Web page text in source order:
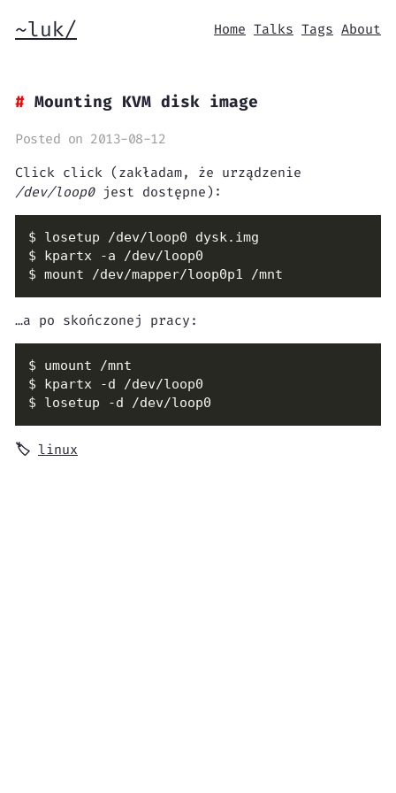
~luk/ Home Talks Tags About
Mounting KVM disk image
Posted on 2013-08-12
Click click (zakładam, że urządzenie
/dev/loop0jest dostępne):
$ mount /dev/mapper/loop0p1 /mnt
…a po skończonej pracy:
$ losetup -d /dev/loop0
linux